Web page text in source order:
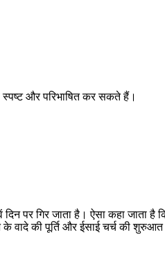
और परिभाषित कर सकते हैं।
पर गिर जाता है। ऐसा कहा
वादे की पूर्ति और ईसाई चर्च की शुरुआत